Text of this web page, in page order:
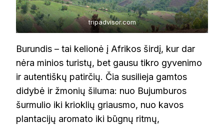
tripadvisor.com
Burundis – tai kelionė į Afrikos širdį, kur dar
nėra minios turistų, bet gausu tikro gyvenimo
ir autentiškų patirčių. Čia susilieja gamtos
didybė ir žmonių šiluma: nuo Bujumburos
šurmulio iki krioklių griausmo, nuo kavos
plantacijų aromato iki būgnų ritmų,